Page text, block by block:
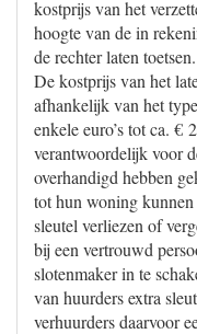
kostprijs van het
hoogte van de in
de rechter laten toetsen.
De kostprijs van het
afhankelijk van het
enkele euro’s tot ca. €
verantwoordelijk voor
overhandigd hebben
tot hun woning
sleutel verliezen of
bij een vertrouwd
slotenmaker in te
van huurders extra
verhuurders daarvoor